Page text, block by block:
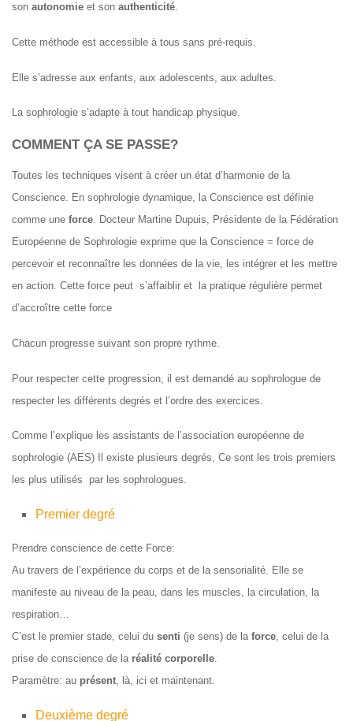
son autonomie et son authenticité.
Cette méthode est accessible à tous sans pré-requis.
Elle s’adresse aux enfants, aux adolescents, aux adultes.
La sophrologie s’adapte à tout handicap physique.
COMMENT ÇA SE PASSE?
Toutes les techniques visent à créer un état d’harmonie de la
Conscience. En sophrologie dynamique, la Conscience est définie
comme une force. Docteur Martine Dupuis, Présidente de la Fédération
Européenne de Sophrologie exprime que la Conscience = force de
percevoir et reconnaître les données de la vie, les intégrer et les mettre
en action. Cette force peut s’affaiblir et la pratique régulière permet
d’accroître cette force
Chacun progresse suivant son propre rythme.
Pour respecter cette progression, il est demandé au sophrologue de
respecter les différents degrés et l’ordre des exercices.
Comme l’explique les assistants de l’association européenne de
sophrologie (AES) Il existe plusieurs degrés, Ce sont les trois premiers
les plus utilisés par les sophrologues.
Premier degré
Prendre conscience de cette Force:
Au travers de l’expérience du corps et de la sensorialité. Elle se
manifeste au niveau de la peau, dans les muscles, la circulation, la
respiration…
C’est le premier stade, celui du senti (je sens) de la force, celui de la
prise de conscience de la réalité corporelle.
Paramètre: au présent, là, ici et maintenant.
Deuxième degré